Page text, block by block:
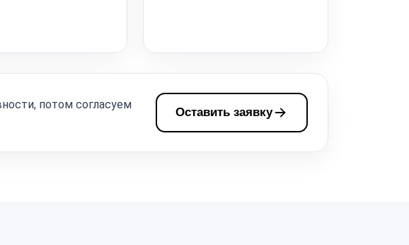
потом согласуем
Оставить заявку